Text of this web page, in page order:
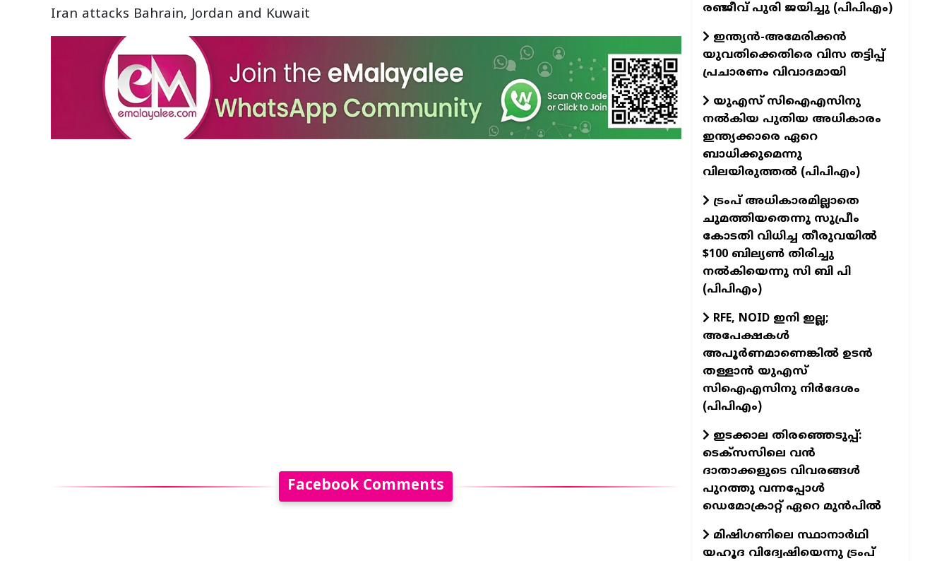
Iran attacks Bahrain, Jordan and Kuwait
Facebook Comments
രഞ്ജീവ്‌ പുരി ജയിച്ചു (പിപിഎം)
ഇന്ത്യൻ-അമേരിക്കൻ
യുവതിക്കെതിരെ വിസ തട്ടിപ്പ്
പ്രചാരണം വിവാദമായി
യുഎസ് സിഐഎസിനു
നൽകിയ പുതിയ അധികാരം
ഇന്ത്യക്കാരെ ഏറെ
ബാധിക്കുമെന്നു
വിലയിരുത്തൽ (പിപിഎം)
ട്രംപ് അധികാരമില്ലാതെ
ചുമത്തിയതെന്നു സുപ്രീം
കോടതി വിധിച്ച തീരുവയിൽ
$100 ബില്യൺ തിരിച്ചു
നൽകിയെന്നു സി ബി പി
(പിപിഎം)
RFE, NOID ഇനി ഇല്ല;
അപേക്ഷകൾ
അപൂർണമാണെങ്കിൽ ഉടൻ
തള്ളാൻ യുഎസ്
സിഐഎസിനു നിർദേശം
(പിപിഎം)
ഇടക്കാല തിരഞ്ഞെടുപ്പ്:
ടെക്സസിലെ വൻ
ദാതാക്കളുടെ വിവരങ്ങൾ
പുറത്തു വന്നപ്പോൾ
ഡെമോക്രാറ്റ് ഏറെ മുൻപിൽ
മിഷിഗണിലെ സ്ഥാനാർഥി
യഹൂദ വിദ്വേഷിയെന്നു ട്രംപ്